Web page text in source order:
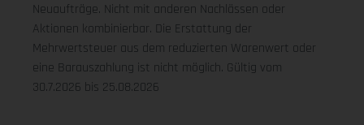
Neuaufträge. Nicht mit anderen Nachlässen oder
Aktionen kombinierbar. Die Erstattung der
Mehrwertsteuer aus dem reduzierten Warenwert oder
eine Barauszahlung ist nicht möglich. Gültig vom
30.7.2026 bis 25.08.2026